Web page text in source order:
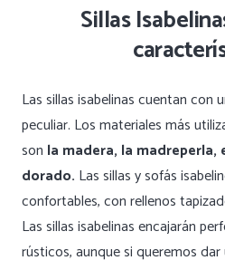
Sillas
Las sillas isabelinas cuentan con
peculiar. Los materiales más
son la madera, la madreperla,
dorado. Las sillas y sofás
confortables, con rellenos
Las sillas isabelinas encajarán
rústicos, aunque si queremos